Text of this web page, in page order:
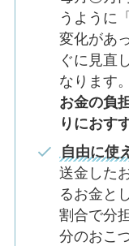
うように
変化があ
ぐに見直
なります。
お金の負
りにおす
自由に使
送金した
るお金と
割合で分
分のおこ